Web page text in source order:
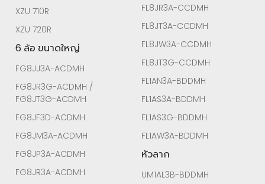
XZU 710R
XZU 720R
6 ล้อ ขนาดใหญ่
FG8JJ3A-ACDMH
FG8JR3G-ACDMH /
FG8JT3G-ACDMH
FG8JF3D-ACDMH
FG8JM3A-ACDMH
FG8JP3A-ACDMH
FG8JR3A-ACDMH
FL8JR3A-CCDMH
FL8JT3A-CCDMH
FL8JW3A-CCDMH
FL8JT3G-CCDMH
FL1AN3A-BDDMH
FL1AS3A-BDDMH
FL1AS3G-BDDMH
FL1AW3A-BDDMH
หัวลาก
UM1AL3B-BDDMH